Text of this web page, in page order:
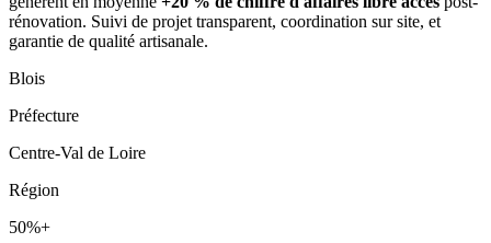
rénovation. Suivi de projet transparent, coordination sur site, et
garantie de qualité artisanale.
Blois
Préfecture
Centre-Val de Loire
Région
50%+